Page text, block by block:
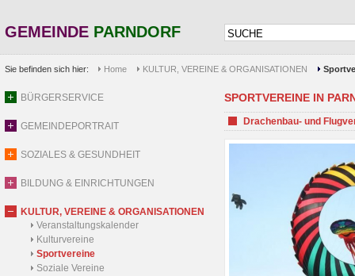
GEMEINDE PARNDORF
Sie befinden sich hier: Home KULTUR, VEREINE & ORGANISATIONEN
BÜRGERSERVICE
GEMEINDEPORTRAIT
SOZIALES & GESUNDHEIT
BILDUNG & EINRICHTUNGEN
KULTUR, VEREINE & ORGANISATIONEN
Veranstaltungskalender
Kulturvereine
Sportvereine
Soziale Vereine
SPORTVEREINE IN
Drachenbau- und